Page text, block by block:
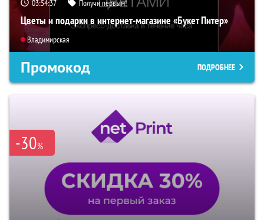
03:54:36 Получи первым!
Цветы и подарки в интернет-магазине «Букет Питер»
Владимирская
Промокод ПОДРОБНЕЕ
-30%